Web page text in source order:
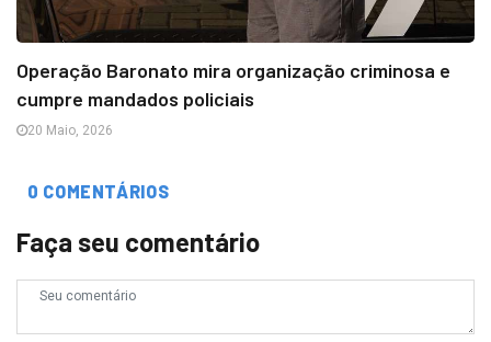
Operação Baronato mira organização criminosa e
cumpre mandados policiais
20 Maio, 2026
0 COMENTÁRIOS
Faça seu comentário